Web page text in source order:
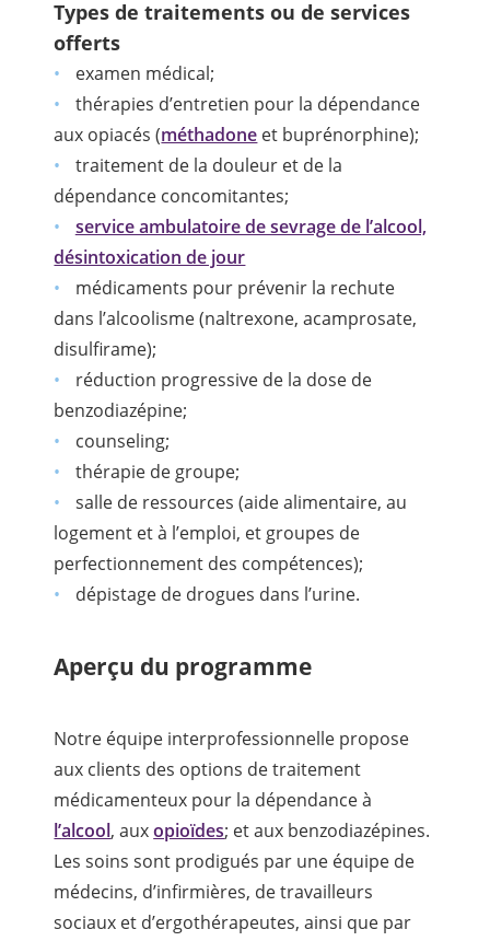
Types de traitements ou de services
offerts
examen médical;
thérapies d’entretien pour la dépendance
aux opiacés (méthadone et buprénorphine);
traitement de la douleur et de la
dépendance concomitantes;
service ambulatoire de sevrage de l’alcool,
désintoxication de jour
médicaments pour prévenir la rechute
dans l’alcoolisme (naltrexone, acamprosate,
disulfirame);
réduction progressive de la dose de
benzodiazépine;
counseling;
thérapie de groupe;
salle de ressources (aide alimentaire, au
logement et à l’emploi, et groupes de
perfectionnement des compétences);
dépistage de drogues dans l’urine.
Aperçu du programme
Notre équipe interprofessionnelle propose
aux clients des options de traitement
médicamenteux pour la dépendance à
l’alcool, auxopioïdes; et aux benzodiazépines.
Les soins sont prodigués par une équipe de
médecins, d’infirmières, de travailleurs
sociaux et d’ergothérapeutes, ainsi que par